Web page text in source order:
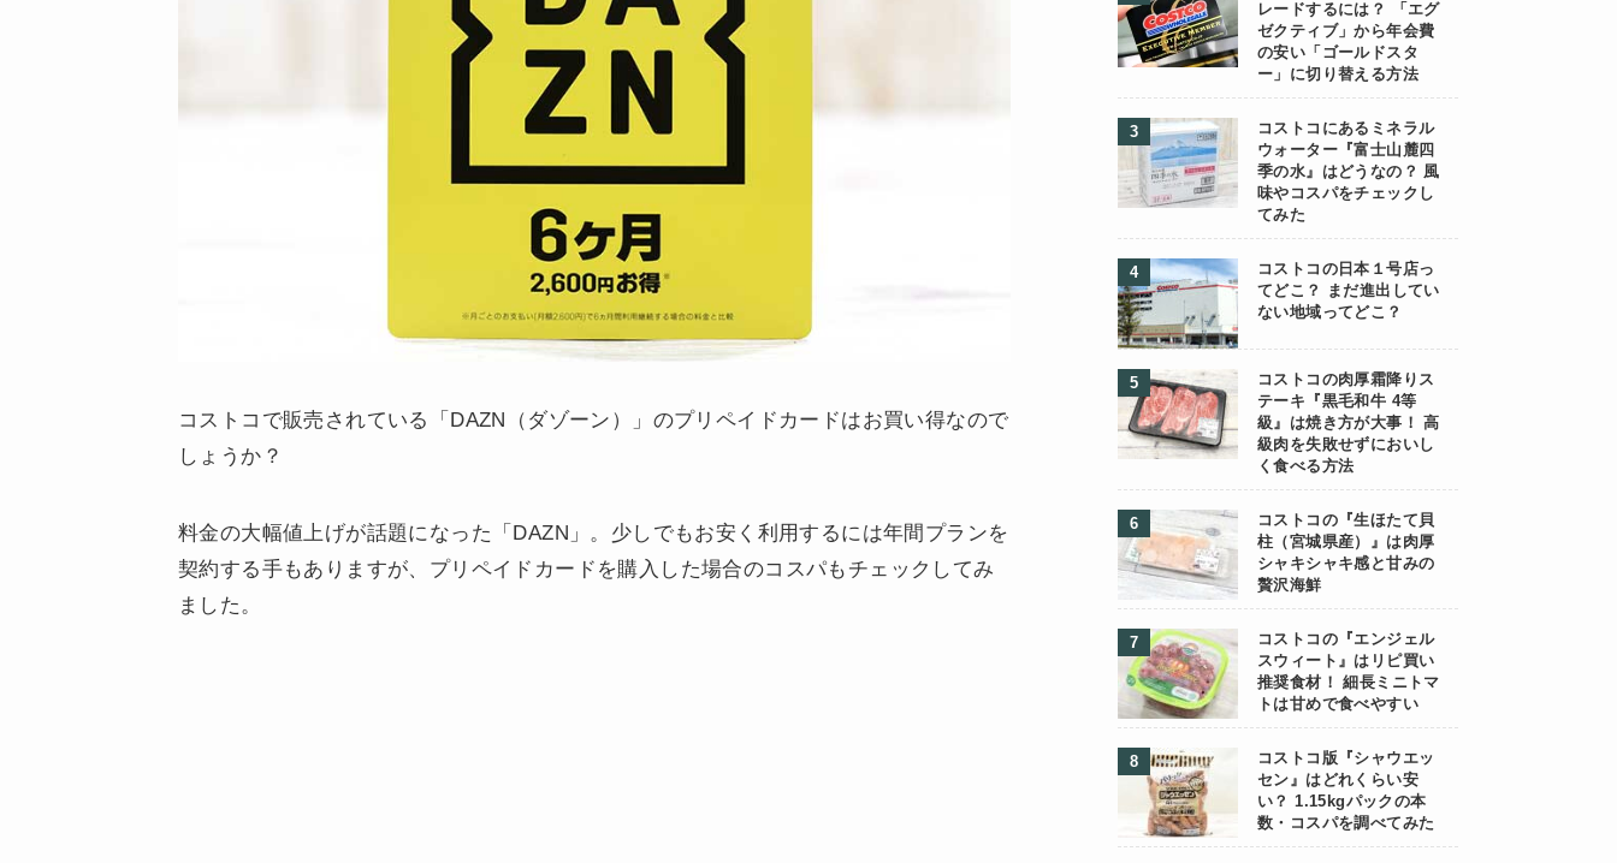
コストコで販売されている「DAZN（ダゾーン）」のプリペイドカードはお買い得なので
しょうか？
料金の大幅値上げが話題になった「DAZN」。少しでもお安く利用するには年間プランを
契約する手もありますが、プリペイドカードを購入した場合のコスパもチェックしてみ
ました。
レードするには？ 「エグ
ゼクティブ」から年会費
の安い「ゴールドスタ
ー」に切り替える方法
コストコにあるミネラル
ウォーター『富士山麓四
季の水』はどうなの？ 風
味やコスパをチェックし
てみた
コストコの日本１号店っ
てどこ？ まだ進出してい
ない地域ってどこ？
コストコの肉厚霜降りス
テーキ『黒毛和牛 4等
級』は焼き方が大事！ 高
級肉を失敗せずにおいし
く食べる方法
コストコの『生ほたて貝
柱（宮城県産）』は肉厚
シャキシャキ感と甘みの
贅沢海鮮
コストコの『エンジェル
スウィート』はリピ買い
推奨食材！ 細長ミニトマ
トは甘めで食べやすい
コストコ版『シャウエッ
セン』はどれくらい安
い？ 1.15kgパックの本
数・コスパを調べてみた